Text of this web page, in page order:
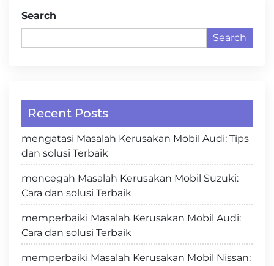
Search
Search
Recent Posts
mengatasi Masalah Kerusakan Mobil Audi: Tips
dan solusi Terbaik
mencegah Masalah Kerusakan Mobil Suzuki:
Cara dan solusi Terbaik
memperbaiki Masalah Kerusakan Mobil Audi:
Cara dan solusi Terbaik
memperbaiki Masalah Kerusakan Mobil Nissan: